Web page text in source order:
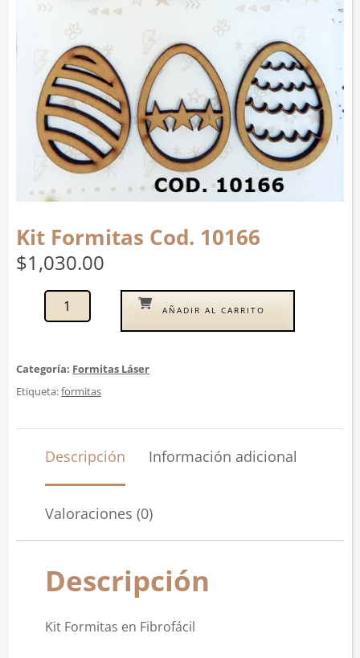
Kit Formitas Cod. 10166
$1,030.00
AÑADIR AL CARRITO
Categoría: Formitas Láser
Etiqueta:formitas
Descripción Información adicional
Valoraciones (0)
Descripción
Kit Formitas en Fibrofácil